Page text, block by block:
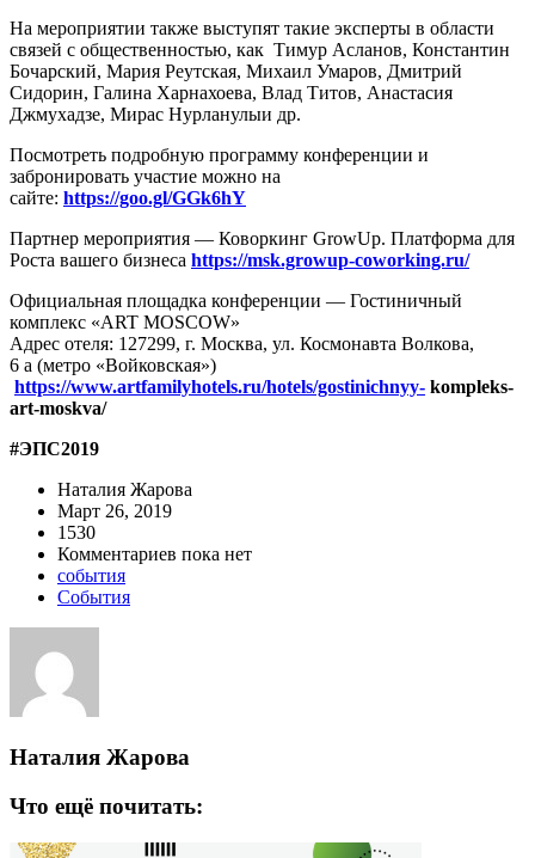
На мероприятии также выступят такие эксперты в области
связей с общественностью, как Тимур Асланов, Константин
Бочарский, Мария Реутская, Михаил Умаров, Дмитрий
Сидорин, Галина Харнахоева, Влад Титов, Анастасия
Джмухадзе, Мирас Нурланулыи др.
Посмотреть подробную программу конференции и
забронировать участие можно на
сайте: https://goo.gl/GGk6hY
Партнер мероприятия — Коворкинг GrowUp. Платформа для
Роста вашего бизнеса https://msk.growup-coworking.ru/
Официальная площадка конференции — Гостиничный
комплекс «ART MOSCOW»
Адрес отеля: 127299, г. Москва, ул. Космонавта Волкова,
6 а (метро «Войковская»)
https://www.artfamilyhotels.ru/hotels/gostinichnyy- kompleks-
art-moskva/
#ЭПС2019
Наталия Жарова
Март 26, 2019
1530
Комментариев пока нет
события
События
Наталия Жарова
Что ещё почитать: